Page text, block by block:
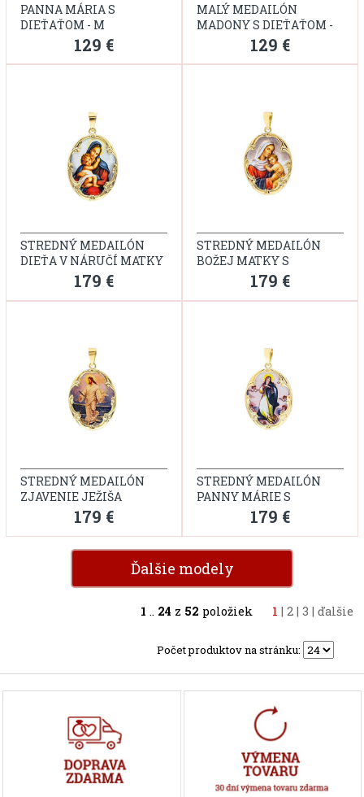
PANNA MÁRIA S
DIEŤAŤOM - M
129 €
MALÝ MEDAILÓN
MADONY S DIEŤAŤOM -
129 €
STREDNÝ MEDAILÓN
DIEŤA V NÁRUČÍ MATKY
179 €
STREDNÝ MEDAILÓN
BOŽEJ MATKY S
DIEŤAŤOM179 €
STREDNÝ MEDAILÓN
ZJAVENIE JEŽIŠA
179 €
STREDNÝ MEDAILÓN
PANNY MÁRIE S
ANJELMI179 €
Ďalšie modely
1 .. 24 z 52 položiek 1 | 2 | 3 | ďalšie
Počet produktov na stránku: